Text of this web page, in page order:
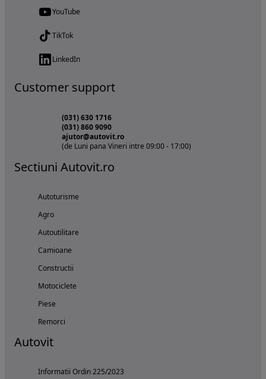
YouTube
TikTok
LinkedIn
Customer support
(031) 630 1716
(031) 860 9090
ajutor@autovit.ro
(de Luni pana Vineri intre 09:00 - 17:00)
Sectiuni Autovit.ro
Autoturisme
Agro
Autoutilitare
Camioane
Constructii
Motociclete
Piese
Remorci
Autovit
Informatii Ordin 225/2023